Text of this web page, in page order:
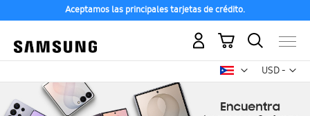
Aceptamos las principales tarjetas de crédito.
USD -
dólar
Mi carrito